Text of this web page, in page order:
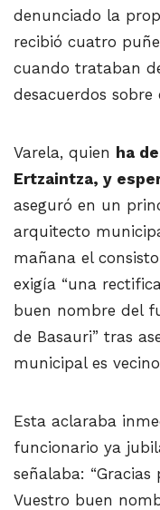
denunciado la
recibió cuatro
cuando trataban
desacuerdos sobre
Varela, quien ha
Ertzaintza, y
aseguró en un
arquitecto
mañana el
exigía “una
buen nombre del
de Basauri” tras
municipal es
Esta aclaraba
funcionario ya
señalaba:
Vuestro buen